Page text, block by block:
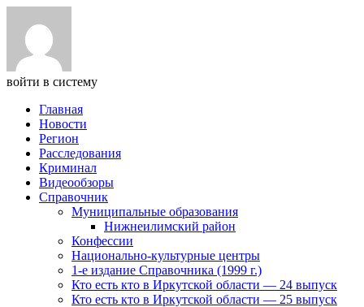
войти в систему
Главная
Новости
Регион
Расследования
Криминал
Видеообзоры
Справочник
Муниципальные образования
Нижнеилимский район
Конфессии
Национально-культурные центры
1-е издание Справочника (1999 г.)
Кто есть кто в Иркутской области — 24 выпуск
Кто есть кто в Иркутской области — 25 выпуск